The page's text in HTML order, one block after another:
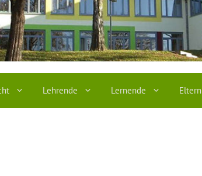
Lehrende Lernende Eltern